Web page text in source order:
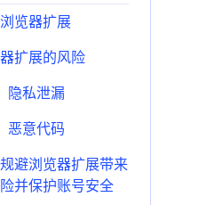
览器扩展
扩展的风险
隐私泄漏
恶意代码
避浏览器扩展带来
并保护账号安全